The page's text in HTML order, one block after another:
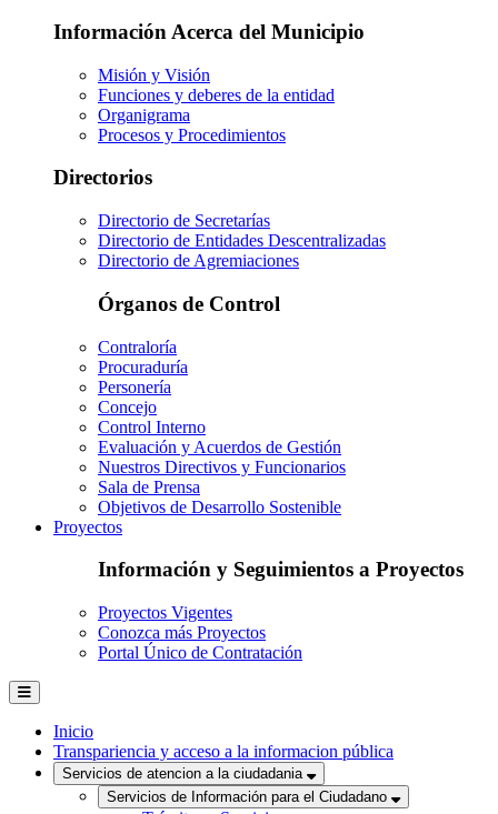
Información Acerca del Municipio
Misión y Visión
Funciones y deberes de la entidad
Organigrama
Procesos y Procedimientos
Directorios
Directorio de Secretarías
Directorio de Entidades Descentralizadas
Directorio de Agremiaciones
Órganos de Control
Contraloría
Procuraduría
Personería
Concejo
Control Interno
Evaluación y Acuerdos de Gestión
Nuestros Directivos y Funcionarios
Sala de Prensa
Objetivos de Desarrollo Sostenible
Proyectos
Información y Seguimientos a Proyectos
Proyectos Vigentes
Conozca más Proyectos
Portal Único de Contratación
Inicio
Transpariencia y acceso a la informacion pública
Servicios de atencion a la ciudadania
Servicios de Información para el Ciudadano